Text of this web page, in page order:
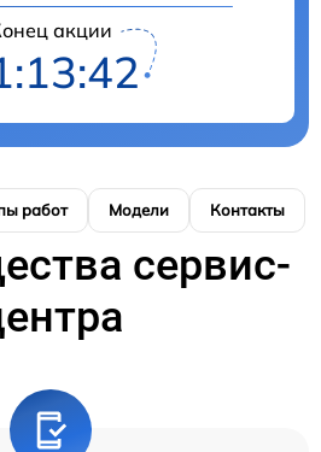
акции
работ Модели Контакты
сервис-